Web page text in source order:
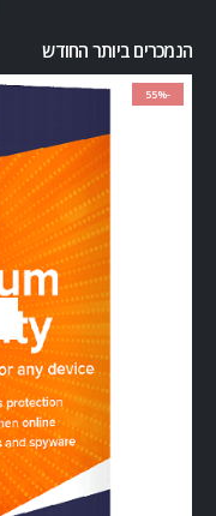
הנמכרים ביותר החודש
-55%